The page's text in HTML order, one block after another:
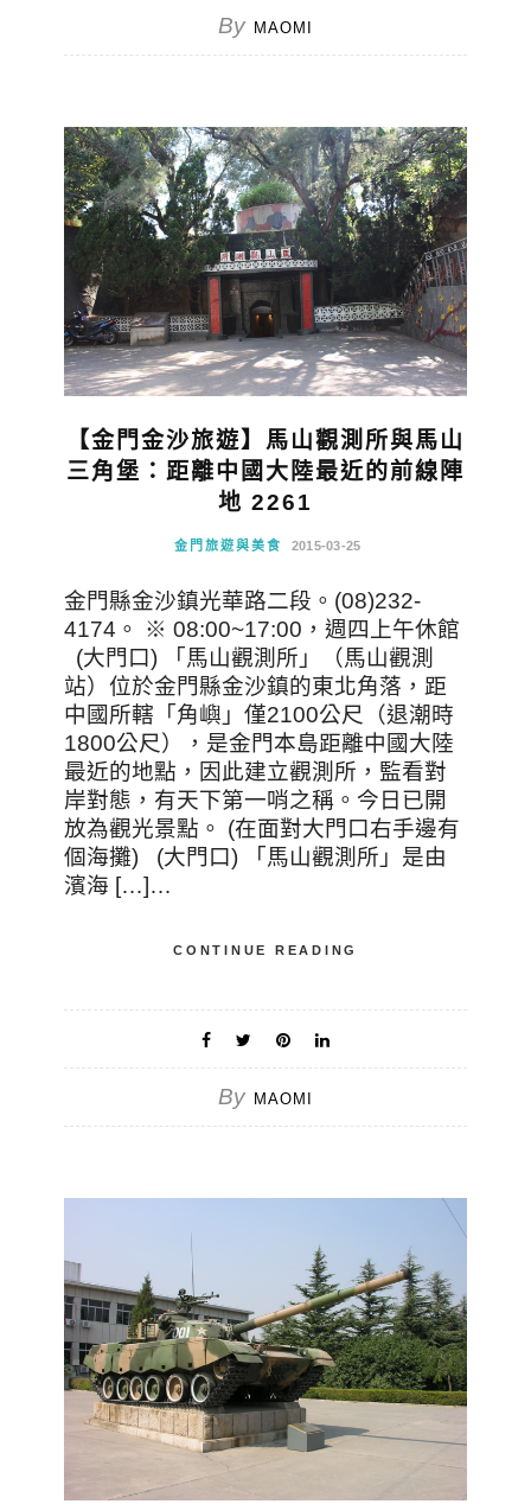
By MAOMI
【金門金沙旅遊】馬山觀測所與馬山
三角堡：距離中國大陸最近的前線陣
地 2261
金門旅遊與美食 2015-03-25
金門縣金沙鎮光華路二段。(08)232-
4174。 ※ 08:00~17:00，週四上午休館
(大門口) 「馬山觀測所」（馬山觀測
站）位於金門縣金沙鎮的東北角落，距
中國所轄「角嶼」僅2100公尺（退潮時
1800公尺），是金門本島距離中國大陸
最近的地點，因此建立觀測所，監看對
岸對態，有天下第一哨之稱。今日已開
放為觀光景點。 (在面對大門口右手邊有
個海攤) (大門口) 「馬山觀測所」是由
濱海 […]…
CONTINUE READING
By MAOMI